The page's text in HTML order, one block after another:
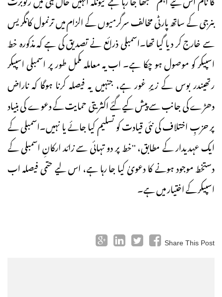
بنرجی کے ساتھ پارٹی مخالف سرگرمیوں کے الزام میں ترنمول کانگریس
سے خارج کر دیا گیا تھا۔اسمبلی ذرائع نے تصدیق کی ہے کہ مذکورہ خط
اسپیکر کو موصول ہو چکا ہے۔ اب یہ معاملہ مکمل طور پر اسمبلی اسپیکر
رتھیندر بوس کے زیرِ غور ہے، جنہیں یہ فیصلہ کرنا ہوگا کہ ناراض
دھڑے کی جانب سے پیش کیے گئے اکثریتی حمایت کے دعوے کی بنیاد
پر حزبِ اختلاف کی نئی قیادت کو تسلیم کیا جائے یا نہیں۔اسمبلی کے
ایک عہدیدار کے مطابق، ''خط پر دو تہائی سے زائد ارکانِ اسمبلی کے
دستخط موجود ہونے کا دعویٰ کیا جا رہا ہے، اس لیے حتمی فیصلہ اب
اسپیکر کے اختیار میں ہے۔
Share This Post